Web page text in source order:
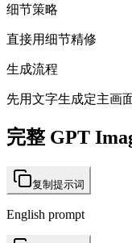
细节策略
直接用细节精修
生成流程
先用文字生成定主画
完整 GPT
复制提示词
English prompt